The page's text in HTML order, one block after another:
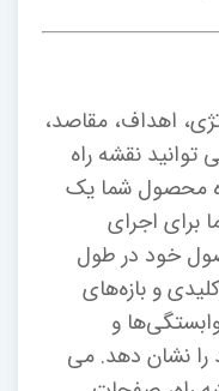
اهداف، مقاصد،
توانید نقشه راه
محصول شما یک
برای اجرای
خود در طول
و بازه‌های
و
را نشان دهد. می